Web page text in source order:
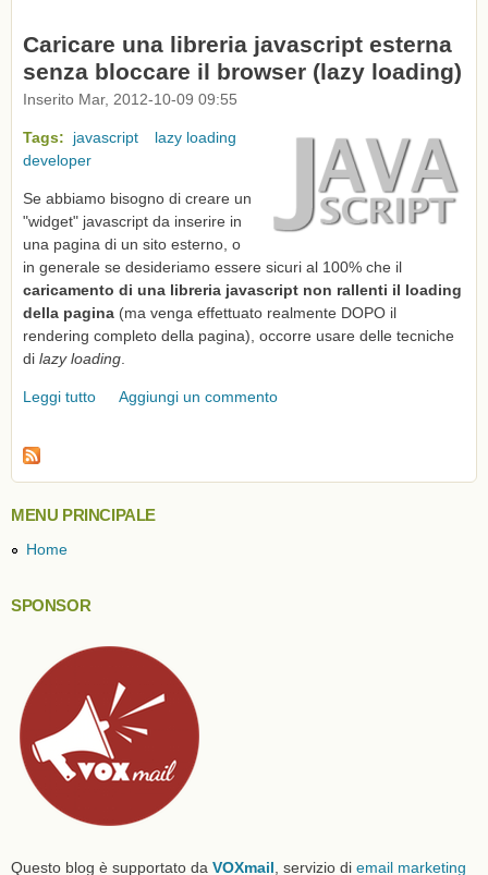
Caricare una libreria javascript esterna
senza bloccare il browser (lazy loading)
Inserito Mar, 2012-10-09 09:55
Tags: javascript
lazy loading
developer
Se abbiamo bisogno di creare un
"widget" javascript da inserire in
una pagina di un sito esterno, o
in generale se desideriamo essere sicuri al 100% che il
caricamento di una libreria javascript non rallenti il loading
della pagina (ma venga effettuato realmente DOPO il
rendering completo della pagina), occorre usare delle tecniche
di lazy loading
Leggi tutto su Caricare una libreria javascript esterna senza
Aggiungi un commento
MENU PRINCIPALE
Home
SPONSOR
Questo blog è supportato da VOXmail , servizio di email marketing